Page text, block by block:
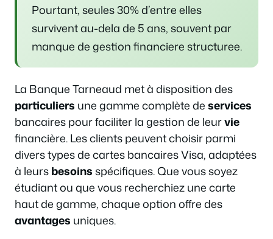
Pourtant, seules 30% d’entre elles
survivent au-dela de 5 ans, souvent par
manque de gestion financiere structuree.
La Banque Tarneaud met à disposition des
particuliers une gamme complète deservices
bancaires pour faciliter la gestion de leurvie
financière. Les clients peuvent choisir parmi
divers types de cartes bancaires Visa, adaptées
à leursbesoinsspécifiques. Que vous soyez
étudiant ou que vous recherchiez une carte
haut de gamme, chaque option offre des
avantages uniques.